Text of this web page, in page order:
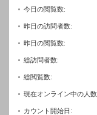
今日の閲覧数:
昨日の訪問者数:
昨日の閲覧数:
総訪問者数:
総閲覧数:
現在オンライン中の人
カウント開始日: